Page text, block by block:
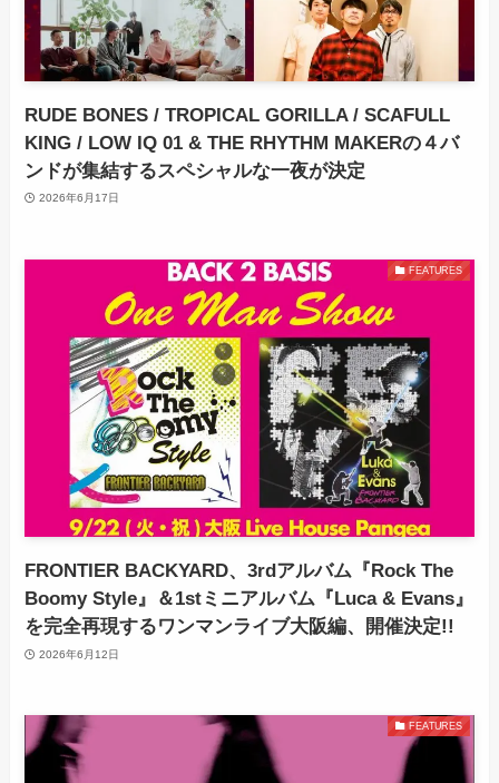
RUDE BONES / TROPICAL GORILLA / SCAFULL
KING / LOW IQ 01 & THE RHYTHM MAKERの４バ
ンドが集結するスペシャルな一夜が決定
2026年6月17日
FEATURES
FRONTIER BACKYARD、3rdアルバム『Rock The
Boomy Style』＆1stミニアルバム『Luca & Evans』
を完全再現するワンマンライブ大阪編、開催決定!!
2026年6月12日
FEATURES